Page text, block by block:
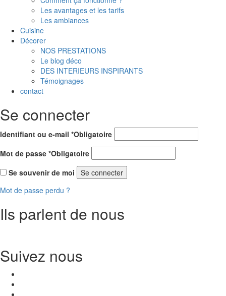
Les avantages et les tarifs
Les ambiances
Cuisine
Décorer
NOS PRESTATIONS
Le blog déco
DES INTERIEURS INSPIRANTS
Témoignages
contact
Se connecter
Identifiant ou e-mail *Obligatoire
Mot de passe *Obligatoire
Se souvenir de moi
Se connecter
Mot de passe perdu ?
Ils parlent de nous
Suivez nous